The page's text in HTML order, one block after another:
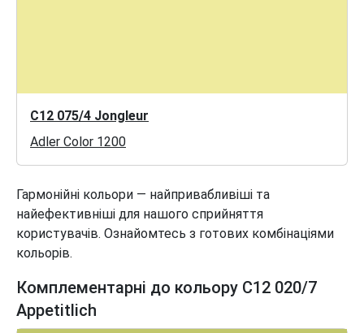
C12 075/4 Jongleur
Adler Color 1200
Гармонійні кольори — найпривабливіші та
найефективніші для нашого сприйняття
користувачів. Ознайомтесь з готових комбінаціями
кольорів.
Комплементарні до кольору C12 020/7
Appetitlich